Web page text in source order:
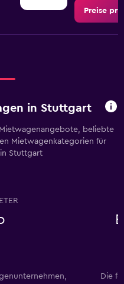
Preise
in Stuttgart
beliebte
Mietwagenkategorien für
Stuttgart
Die